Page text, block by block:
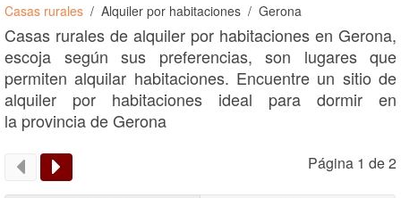
Casas rurales Alquiler por habitaciones Gerona
Casas rurales de alquiler por habitaciones en Gerona,
escoja según sus preferencias, son lugares que
permiten alquilar habitaciones. Encuentre un sitio de
alquiler por habitaciones ideal para dormir en
la provincia de Gerona
Página 1 de 2